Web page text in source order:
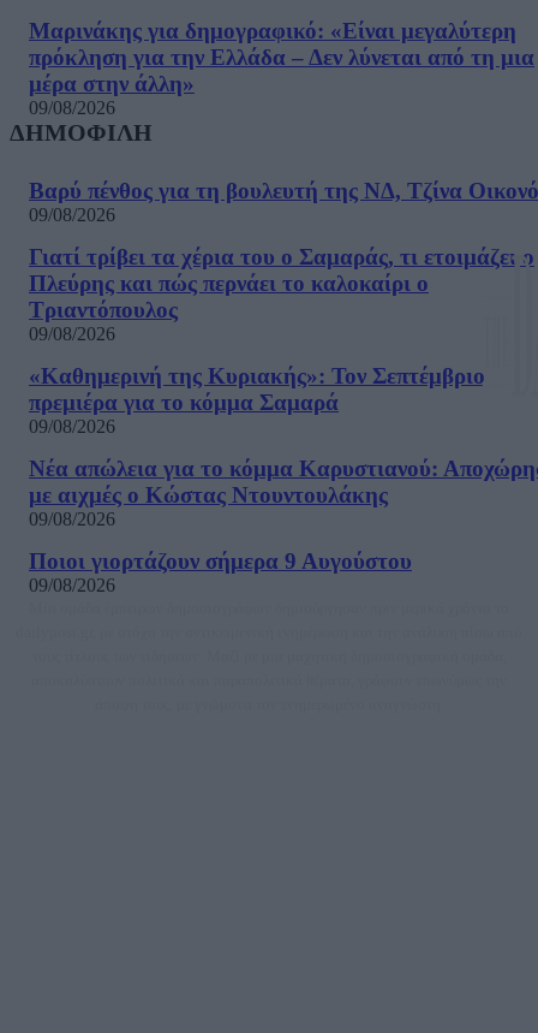
Μαρινάκης για δημογραφικό: «Είναι μεγαλύτερη
πρόκληση για την Ελλάδα – Δεν λύνεται από τη μια
μέρα στην άλλη»
09/08/2026
ΔΗΜΟΦΙΛΗ
Βαρύ πένθος για τη βουλευτή της ΝΔ, Τζίνα
09/08/2026
Γιατί τρίβει τα χέρια του ο Σαμαράς, τι ετοιμάζει ο
Πλεύρης και πώς περνάει το καλοκαίρι ο
Τριαντόπουλος
09/08/2026
«Καθημερινή της Κυριακής»: Τον Σεπτέμβριο
πρεμιέρα για το κόμμα Σαμαρά
09/08/2026
Νέα απώλεια για το κόμμα Καρυστιανού:
με αιχμές ο Κώστας Ντουντουλάκης
09/08/2026
Ποιοι γιορτάζουν σήμερα 9 Αυγούστου
09/08/2026